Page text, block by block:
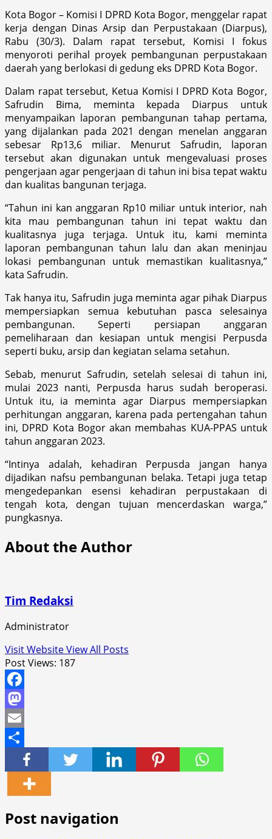
Kota Bogor – Komisi I DPRD Kota Bogor, menggelar rapat
kerja dengan Dinas Arsip dan Perpustakaan (Diarpus),
Rabu (30/3). Dalam rapat tersebut, Komisi I fokus
menyoroti perihal proyek pembangunan perpustakaan
daerah yang berlokasi di gedung eks DPRD Kota Bogor.
Dalam rapat tersebut, Ketua Komisi I DPRD Kota Bogor,
Safrudin Bima, meminta kepada Diarpus untuk
menyampaikan laporan pembangunan tahap pertama,
yang dijalankan pada 2021 dengan menelan anggaran
sebesar Rp13,6 miliar. Menurut Safrudin, laporan
tersebut akan digunakan untuk mengevaluasi proses
pengerjaan agar pengerjaan di tahun ini bisa tepat waktu
dan kualitas bangunan terjaga.
“Tahun ini kan anggaran Rp10 miliar untuk interior, nah
kita mau pembangunan tahun ini tepat waktu dan
kualitasnya juga terjaga. Untuk itu, kami meminta
laporan pembangunan tahun lalu dan akan meninjau
lokasi pembangunan untuk memastikan kualitasnya,”
kata Safrudin.
Tak hanya itu, Safrudin juga meminta agar pihak Diarpus
mempersiapkan semua kebutuhan pasca selesainya
pembangunan. Seperti persiapan anggaran
pemeliharaan dan kesiapan untuk mengisi Perpusda
seperti buku, arsip dan kegiatan selama setahun.
Sebab, menurut Safrudin, setelah selesai di tahun ini,
mulai 2023 nanti, Perpusda harus sudah beroperasi.
Untuk itu, ia meminta agar Diarpus mempersiapkan
perhitungan anggaran, karena pada pertengahan tahun
ini, DPRD Kota Bogor akan membahas KUA-PPAS untuk
tahun anggaran 2023.
“Intinya adalah, kehadiran Perpusda jangan hanya
dijadikan nafsu pembangunan belaka. Tetapi juga tetap
mengedepankan esensi kehadiran perpustakaan di
tengah kota, dengan tujuan mencerdaskan warga,”
pungkasnya.
About the Author
Tim Redaksi
Administrator
Visit WebsiteView All Posts
Post Views: 187
Facebook
Mastodon
Email
Share
Post navigation